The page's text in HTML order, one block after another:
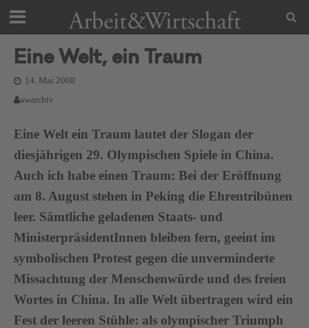
Eine Welt, ein Traum
14. Mai 2008
awarchiv
Eine Welt ein Traum lautet der Slogan der
diesjährigen 29. Olympischen Spiele in China.
Auch ich habe einen Traum: Bei der Eröffnung
am 8. August stehen in Peking die Ehrentribünen
leer. Sämtliche geladenen Staats- und
MinisterpräsidentInnen bleiben fern, geeint im
symbolischen Protest gegen die unverminderte
Missachtung der Menschenwürde und des freien
Wortes in China. In alle Welt übertragen wird ein
Fest der leeren Stühle: als olympischer Triumph